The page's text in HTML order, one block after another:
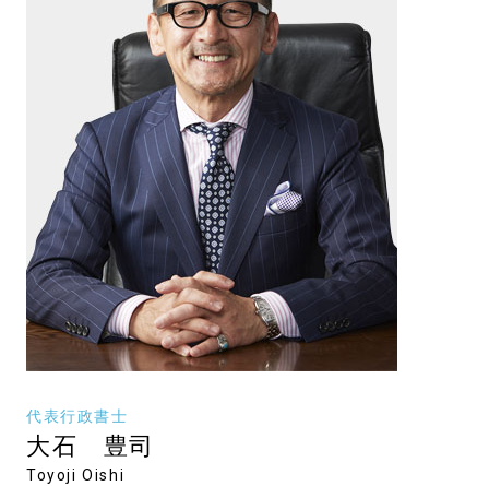
代表行政書士
大石 豊司
Toyoji Oishi